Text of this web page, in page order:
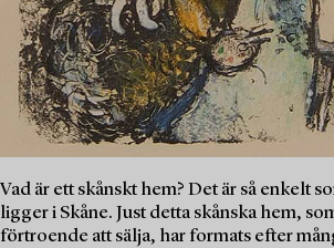
Vad är ett skånskt hem? Det är så enkelt
ligger i Skåne. Just detta skånska hem,
förtroende att sälja, har formats efter